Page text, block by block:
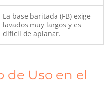
La base baritada (FB) exige
lavados muy largos y es
difícil de aplanar.
de Uso en el